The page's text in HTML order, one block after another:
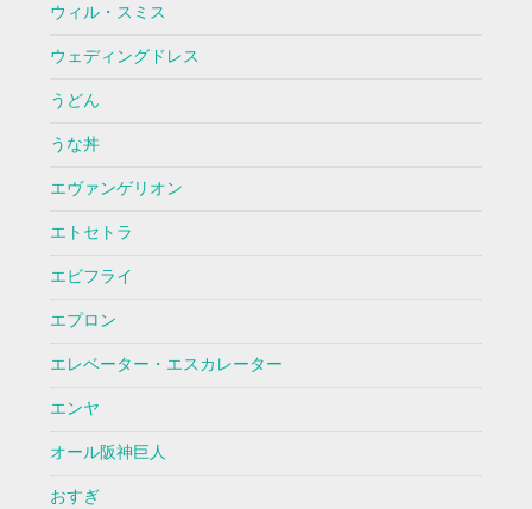
ウィル・スミス
ウェディングドレス
うどん
うな丼
エヴァンゲリオン
エトセトラ
エビフライ
エプロン
エレベーター・エスカレーター
エンヤ
オール阪神巨人
おすぎ